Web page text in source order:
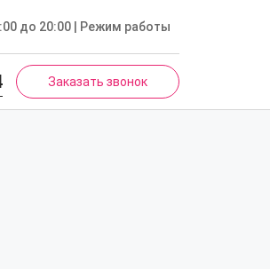
до 20:00 | Режим работы
Заказать звонок